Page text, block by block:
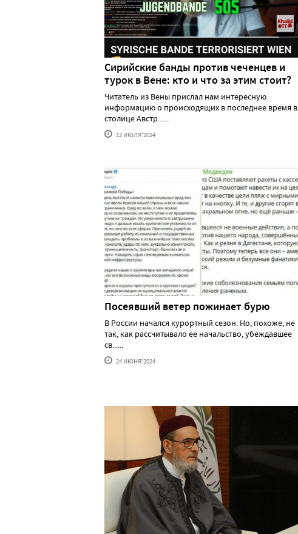
Сирийские банды против чеченцев и
турок в Вене: кто и что за этим стоит?
Читатель из Вены прислал нам интересную
информацию о происходящих в последнее время в
столице Австр......
12 ИЮЛЯ'2024
Посеявший ветер пожинает бурю
В России начался курортный сезон. Но, похоже, не
так, как рассчитывало ее начальство, убеждавшее
св......
24 ИЮНЯ'2024